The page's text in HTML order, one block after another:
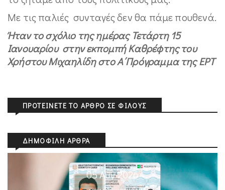
Με τις παλιές συνταγές δεν θα πάμε πουθενά.
Ήταν το σχόλιο της ημέρας Τετάρτη 15
Ιανουαρίου στην εκπομπή Καθρέφτης του
Χρήστου Μιχαηλίδη στο Α΄Πρόγραμμα της ΕΡΤ
ΠΡΟΤΕΊΝΕΤΕ ΤΟ ΆΡΘΡΟ ΣΕ ΦΊΛΟΥΣ
ΔΗΜΟΦΙΛΉ ΆΡΘΡΑ
05 Αυγ 2026